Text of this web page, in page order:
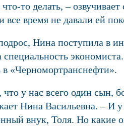
то делать, –
все время не давали ей
Нина поступила в
в «Черномортранснефти».
у нас всего один сын,
Нина Васильевна. – И
внук, Толя. Но какие